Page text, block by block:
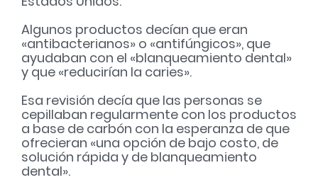
Algunos productos decían que eran
«antibacterianos» o «antifúngicos», que
ayudaban con el «blanqueamiento dental»
y que «reducirían la caries».
Esa revisión decía que las personas se
cepillaban regularmente con los productos
a base de carbón con la esperanza de que
ofrecieran «una opción de bajo costo, de
solución rápida y de blanqueamiento
dental».